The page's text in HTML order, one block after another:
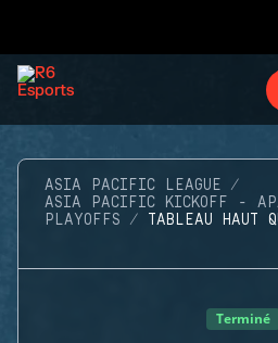
ASIA PACIFIC LEAGUE
ASIA PACIFIC KICKOFF -
PLAYOFFS
TABLEAU HAUT
Terminé